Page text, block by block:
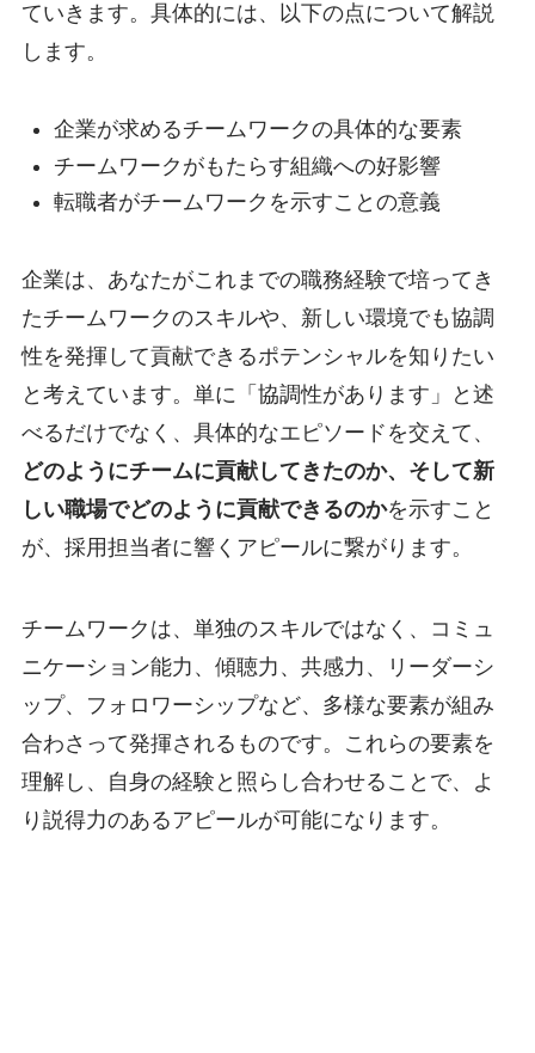
ていきます。具体的には、以下の点について解説
します。
企業が求めるチームワークの具体的な要素
チームワークがもたらす組織への好影響
転職者がチームワークを示すことの意義
企業は、あなたがこれまでの職務経験で培ってき
たチームワークのスキルや、新しい環境でも協調
性を発揮して貢献できるポテンシャルを知りたい
と考えています。単に「協調性があります」と述
べるだけでなく、具体的なエピソードを交えて、
どのようにチームに貢献してきたのか、そして新
しい職場でどのように貢献できるのかを示すこと
が、採用担当者に響くアピールに繋がります。
チームワークは、単独のスキルではなく、コミュ
ニケーション能力、傾聴力、共感力、リーダーシ
ップ、フォロワーシップなど、多様な要素が組み
合わさって発揮されるものです。これらの要素を
理解し、自身の経験と照らし合わせることで、よ
り説得力のあるアピールが可能になります。